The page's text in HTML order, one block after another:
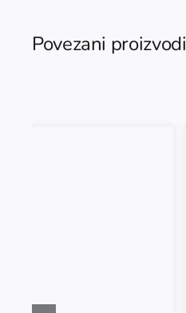
Povezani proizvodi